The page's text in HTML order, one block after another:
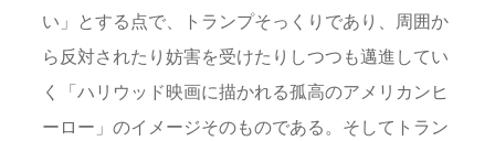
い」とする点で、トランプそっくりであり、周囲か
ら反対されたり妨害を受けたりしつつも邁進してい
く「ハリウッド映画に描かれる孤高のアメリカンヒ
ーロー」のイメージそのものである。そしてトラン